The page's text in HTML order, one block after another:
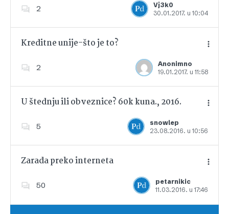
2
Vj3k0
30.01.2017. u 10:04
Dodajte u favorite
Kreditne unije-što je to?
2
Anonimno
19.01.2017. u 11:58
Dodajte u favorite
U štednju ili obveznice? 60k kuna., 2016.
5
snowlep
23.08.2016. u 10:56
Dodajte u favorite
Zarada preko interneta
50
petarnikic
11.03.2016. u 17:46
Dodajte u favorite